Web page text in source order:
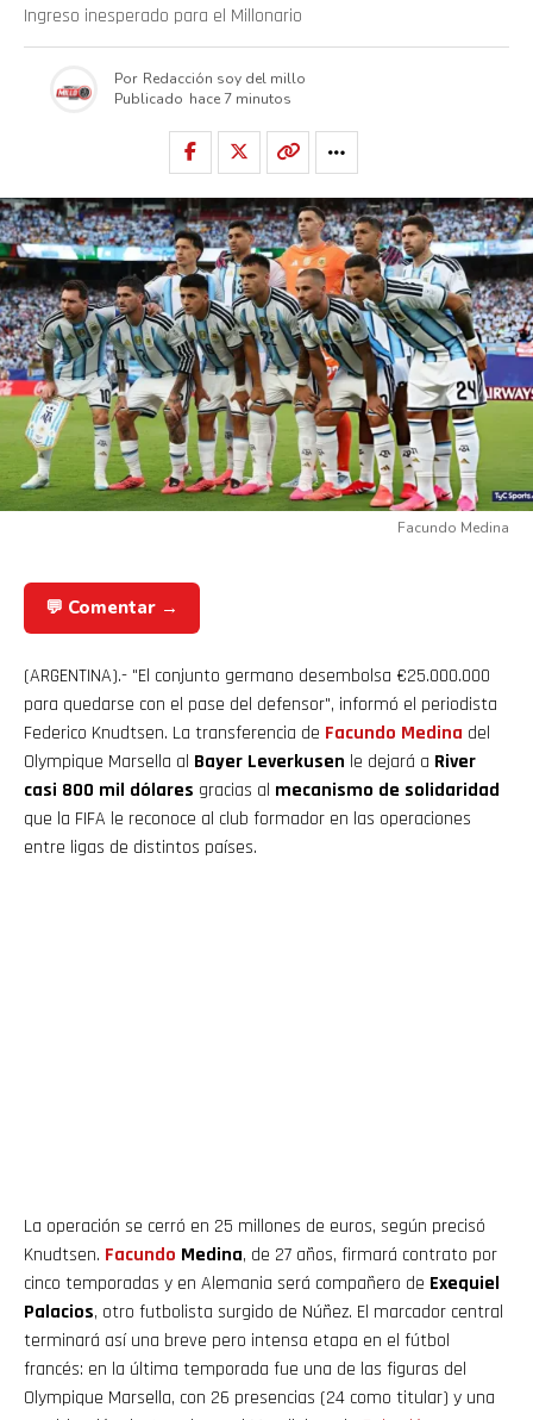
Ingreso inesperado para el Millonario
Por Redacción soy del millo
Publicado hace 7 minutos
Facundo Medina
💬 Comentar →
(ARGENTINA).- "El conjunto germano desembolsa €25.000.000
para quedarse con el pase del defensor", informó el periodista
Federico Knudtsen. La transferencia de Facundo Medina del
Olympique Marsella al Bayer Leverkusen le dejará a River
casi 800 mil dólares gracias al mecanismo de solidaridad
que la FIFA le reconoce al club formador en las operaciones
entre ligas de distintos países.
La operación se cerró en 25 millones de euros, según precisó
Knudtsen. Facundo Medina, de 27 años, firmará contrato por
cinco temporadas y en Alemania será compañero de Exequiel
Palacios, otro futbolista surgido de Núñez. El marcador central
terminará así una breve pero intensa etapa en el fútbol
francés: en la última temporada fue una de las figuras del
Olympique Marsella, con 26 presencias (24 como titular) y una